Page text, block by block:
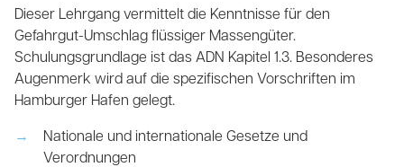
Dieser Lehrgang vermittelt die Kenntnisse für den
Gefahrgut-Umschlag flüssiger Massengüter.
Schulungsgrundlage ist das ADN Kapitel 1.3. Besonderes
Augenmerk wird auf die spezifischen Vorschriften im
Hamburger Hafen gelegt.
Nationale und internationale Gesetze und
Verordnungen